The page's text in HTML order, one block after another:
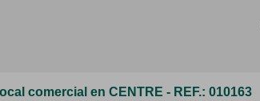
comercial en CENTRE - REF.: 010163